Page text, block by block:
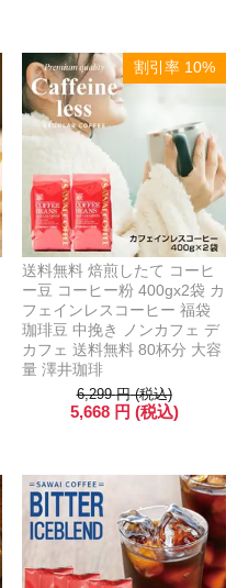
割引率 10%
送料無料 焙煎したて コーヒ
ー豆 コーヒー粉 400gx2袋 カ
フェインレスコーヒー 福袋
珈琲豆 中挽き ノンカフェ デ
カフェ 送料無料 80杯分 大容
量 澤井珈琲
6,299 円(税込)
5,668 円 (税込)